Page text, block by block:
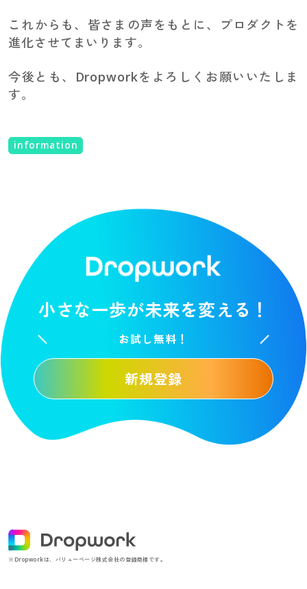
これからも、皆さまの声をもとに、プロダクトを
進化させてまいります。
今後とも、Dropworkをよろしくお願いいたしま
す。
information
小さな一歩が未来を変える！
お試し無料！
新規登録
※Dropworkは、バリューページ株式会社の登録商標です。